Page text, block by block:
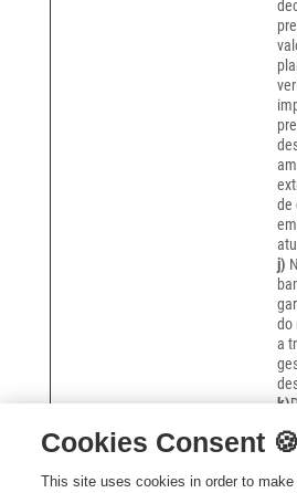
de
j)
do
a
k)
Cookies Consent 🍪
This site uses cookies in order to